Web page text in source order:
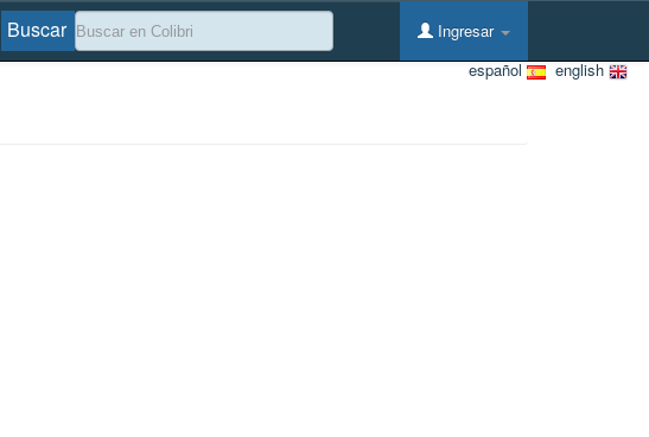
Ingresar
Buscar
english
español